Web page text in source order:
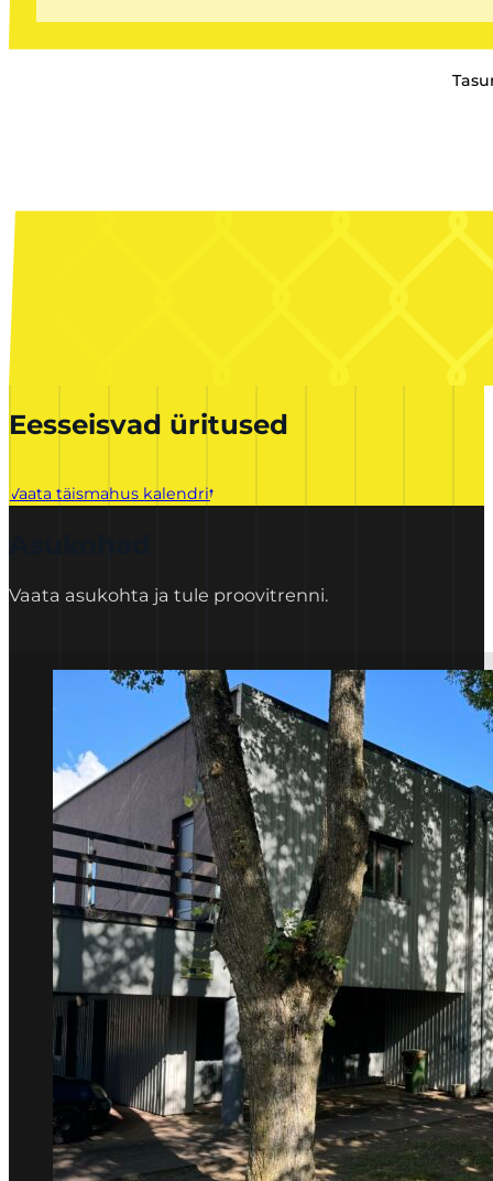
Eesseisvad üritused
Vaata täismahus kalendrit
Vaata asukohta ja tule proovitrenni.